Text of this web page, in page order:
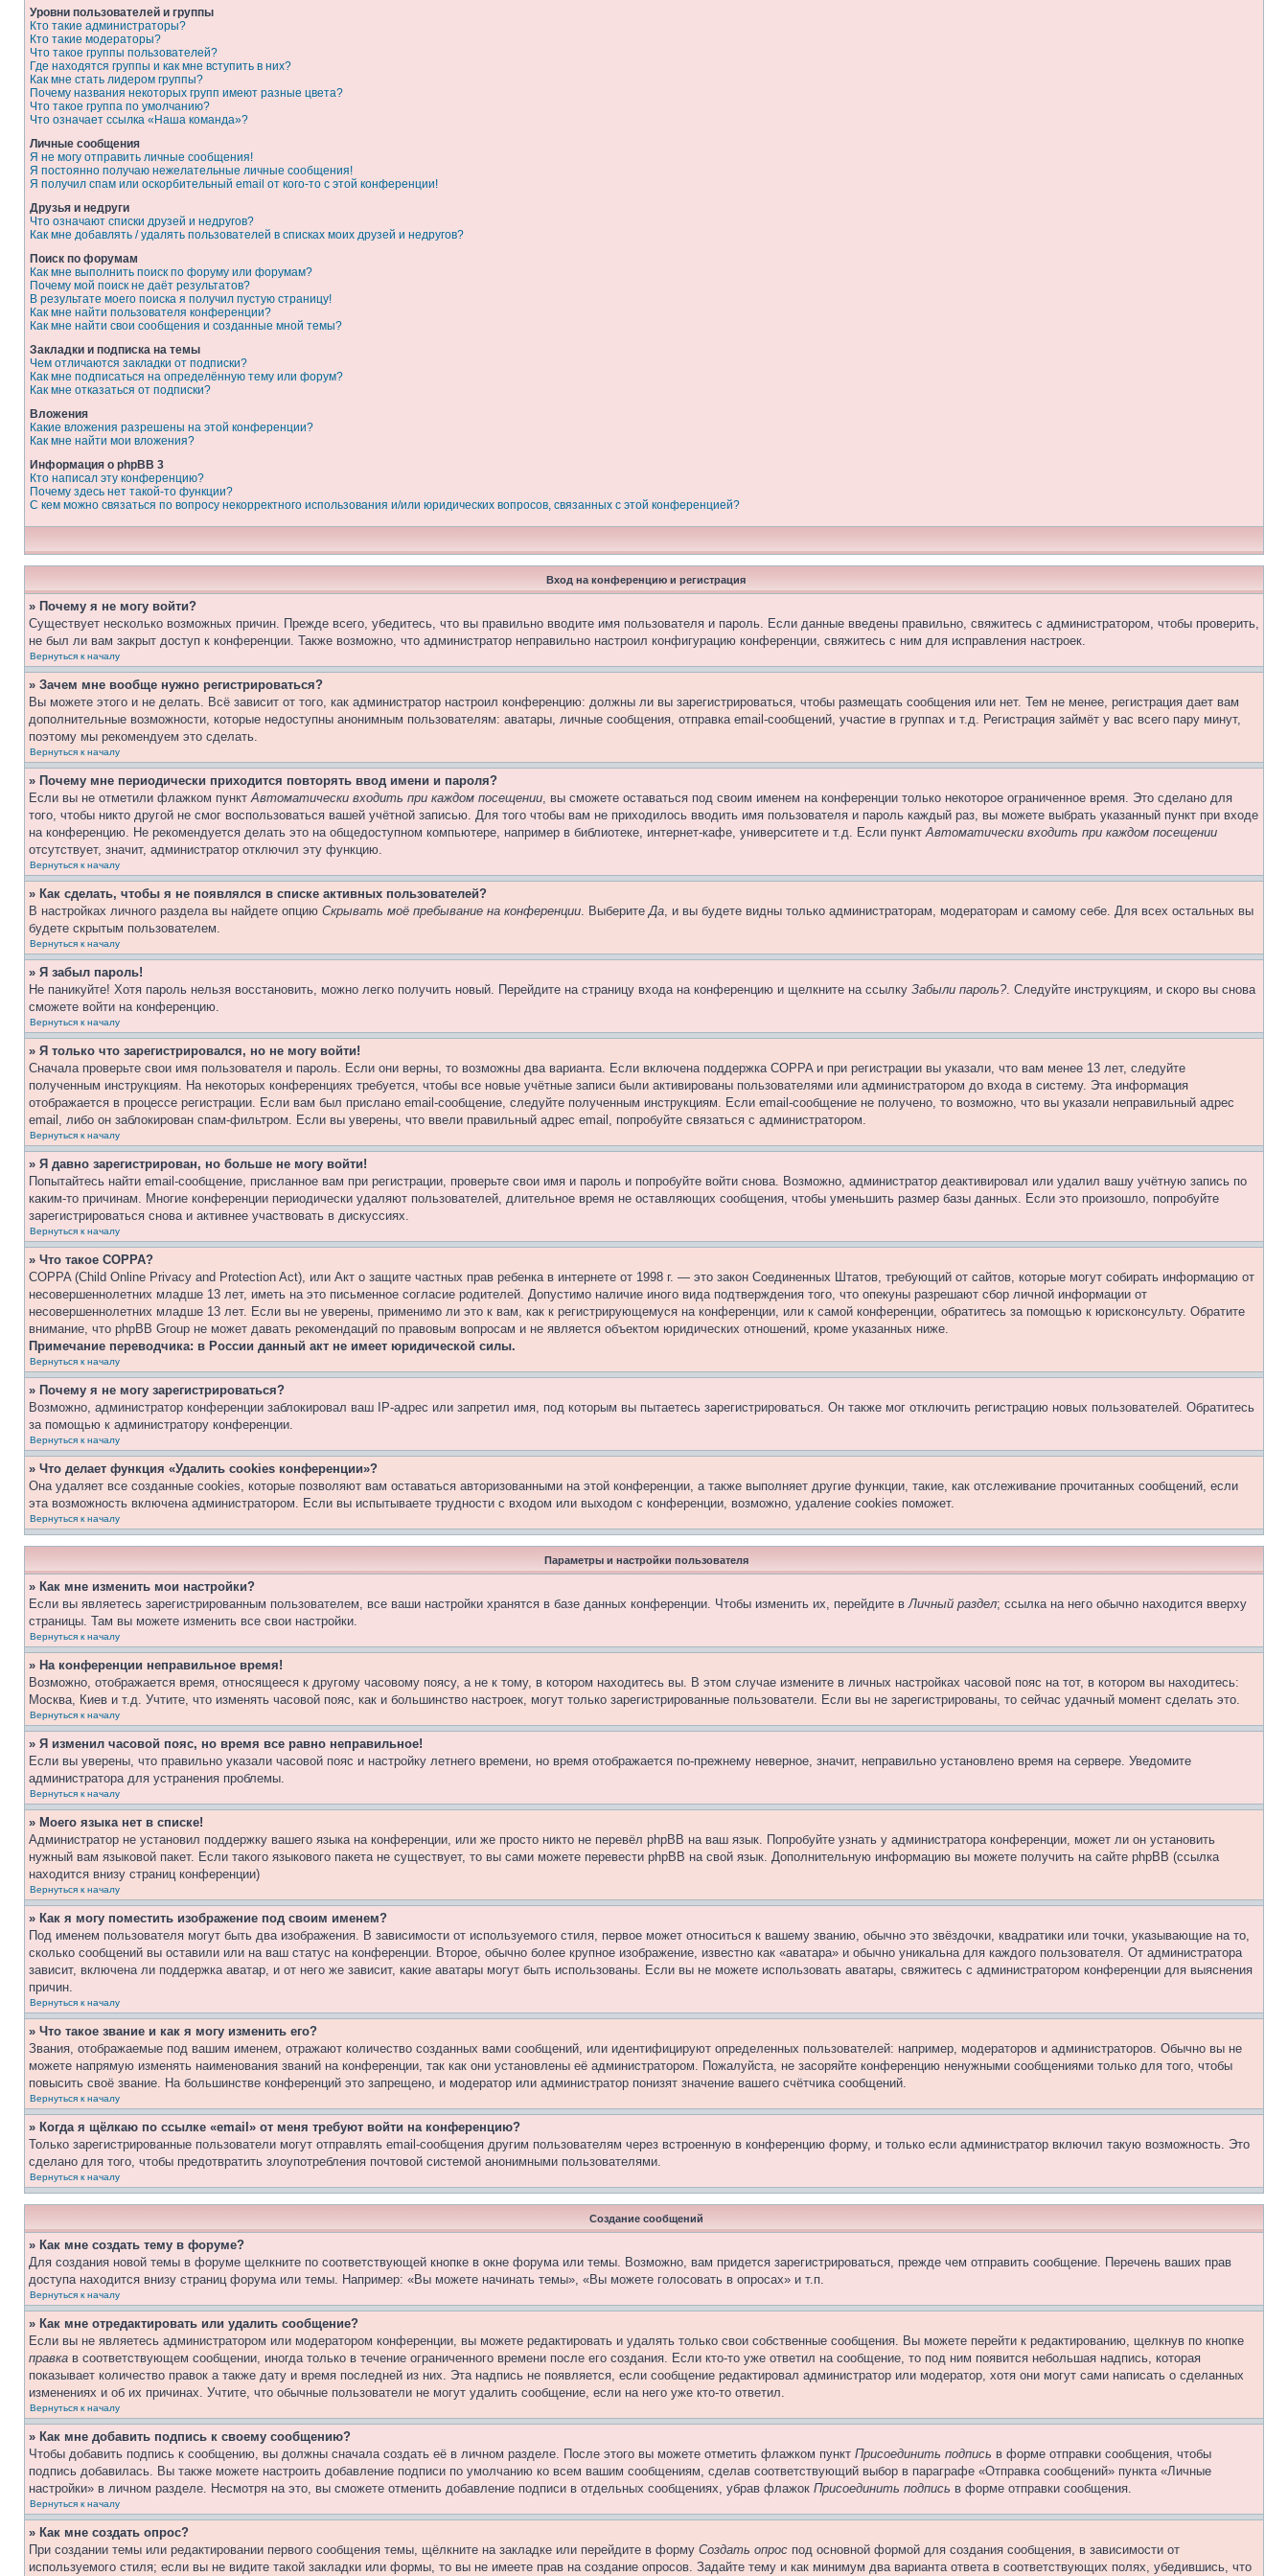
Уровни пользователей и группы
Кто такие администраторы?
Кто такие модераторы?
Что такое группы пользователей?
Где находятся группы и как мне вступить в них?
Как мне стать лидером группы?
Почему названия некоторых групп имеют разные цвета?
Что такое группа по умолчанию?
Что означает ссылка «Наша команда»?
Личные сообщения
Я не могу отправить личные сообщения!
Я постоянно получаю нежелательные личные сообщения!
Я получил спам или оскорбительный email от кого-то с этой конференции!
Друзья и недруги
Что означают списки друзей и недругов?
Как мне добавлять / удалять пользователей в списках моих друзей и недругов?
Поиск по форумам
Как мне выполнить поиск по форуму или форумам?
Почему мой поиск не даёт результатов?
В результате моего поиска я получил пустую страницу!
Как мне найти пользователя конференции?
Как мне найти свои сообщения и созданные мной темы?
Закладки и подписка на темы
Чем отличаются закладки от подписки?
Как мне подписаться на определённую тему или форум?
Как мне отказаться от подписки?
Вложения
Какие вложения разрешены на этой конференции?
Как мне найти мои вложения?
Информация о phpBB 3
Кто написал эту конференцию?
Почему здесь нет такой-то функции?
С кем можно связаться по вопросу некорректного использования и/или юридических вопросов, связанных с этой конференцией?
Вход на конференцию и регистрация
» Почему я не могу войти?
Существует несколько возможных причин. Прежде всего, убедитесь, что вы правильно вводите имя пользователя и пароль. Если данные введены правильно, свяжитесь с администратором, чтобы проверить,
не был ли вам закрыт доступ к конференции. Также возможно, что администратор неправильно настроил конфигурацию конференции, свяжитесь с ним для исправления настроек.
Вернуться к началу
» Зачем мне вообще нужно регистрироваться?
Вы можете этого и не делать. Всё зависит от того, как администратор настроил конференцию: должны ли вы зарегистрироваться, чтобы размещать сообщения или нет. Тем не менее, регистрация дает вам
дополнительные возможности, которые недоступны анонимным пользователям: аватары, личные сообщения, отправка email-сообщений, участие в группах и т.д. Регистрация займёт у вас всего пару минут,
поэтому мы рекомендуем это сделать.
Вернуться к началу
» Почему мне периодически приходится повторять ввод имени и пароля?
Если вы не отметили флажком пунктАвтоматически входить при каждом посещении, вы сможете оставаться под своим именем на конференции только некоторое ограниченное время. Это сделано для
того, чтобы никто другой не смог воспользоваться вашей учётной записью. Для того чтобы вам не приходилось вводить имя пользователя и пароль каждый раз, вы можете выбрать указанный пункт при входе
на конференцию. Не рекомендуется делать это на общедоступном компьютере, например в библиотеке, интернет-кафе, университете и т.д. Если пунктАвтоматически входить при каждом посещении
отсутствует, значит, администратор отключил эту функцию.
Вернуться к началу
» Как сделать, чтобы я не появлялся в списке активных пользователей?
В настройках личного раздела вы найдете опцию Скрывать моё пребывание на конференции. ВыберитеДа, и вы будете видны только администраторам, модераторам и самому себе. Для всех остальных вы
будете скрытым пользователем.
Вернуться к началу
» Я забыл пароль!
Не паникуйте! Хотя пароль нельзя восстановить, можно легко получить новый. Перейдите на страницу входа на конференцию и щелкните на ссылку Забыли пароль?. Следуйте инструкциям, и скоро вы снова
сможете войти на конференцию.
Вернуться к началу
» Я только что зарегистрировался, но не могу войти!
Сначала проверьте свои имя пользователя и пароль. Если они верны, то возможны два варианта. Если включена поддержка COPPA и при регистрации вы указали, что вам менее 13 лет, следуйте
полученным инструкциям. На некоторых конференциях требуется, чтобы все новые учётные записи были активированы пользователями или администратором до входа в систему. Эта информация
отображается в процессе регистрации. Если вам был прислано email-сообщение, следуйте полученным инструкциям. Если email-сообщение не получено, то возможно, что вы указали неправильный адрес
email, либо он заблокирован спам-фильтром. Если вы уверены, что ввели правильный адрес email, попробуйте связаться с администратором.
Вернуться к началу
» Я давно зарегистрирован, но больше не могу войти!
Попытайтесь найти email-сообщение, присланное вам при регистрации, проверьте свои имя и пароль и попробуйте войти снова. Возможно, администратор деактивировал или удалил вашу учётную запись по
каким-то причинам. Многие конференции периодически удаляют пользователей, длительное время не оставляющих сообщения, чтобы уменьшить размер базы данных. Если это произошло, попробуйте
зарегистрироваться снова и активнее участвовать в дискуссиях.
Вернуться к началу
» Что такое COPPA?
COPPA (Child Online Privacy and Protection Act), или Акт о защите частных прав ребенка в интернете от 1998 г. — это закон Соединенных Штатов, требующий от сайтов, которые могут собирать информацию от
несовершеннолетних младше 13 лет, иметь на это письменное согласие родителей. Допустимо наличие иного вида подтверждения того, что опекуны разрешают сбор личной информации от
несовершеннолетних младше 13 лет. Если вы не уверены, применимо ли это к вам, как к регистрирующемуся на конференции, или к самой конференции, обратитесь за помощью к юрисконсульту. Обратите
внимание, что phpBB Group не может давать рекомендаций по правовым вопросам и не является объектом юридических отношений, кроме указанных ниже.
Примечание переводчика: в России данный акт не имеет юридической силы.
Вернуться к началу
» Почему я не могу зарегистрироваться?
Возможно, администратор конференции заблокировал ваш IP-адрес или запретил имя, под которым вы пытаетесь зарегистрироваться. Он также мог отключить регистрацию новых пользователей. Обратитесь
за помощью к администратору конференции.
Вернуться к началу
» Что делает функция «Удалить cookies конференции»?
Она удаляет все созданные cookies, которые позволяют вам оставаться авторизованными на этой конференции, а также выполняет другие функции, такие, как отслеживание прочитанных сообщений, если
эта возможность включена администратором. Если вы испытываете трудности с входом или выходом с конференции, возможно, удаление cookies поможет.
Вернуться к началу
Параметры и настройки пользователя
» Как мне изменить мои настройки?
Если вы являетесь зарегистрированным пользователем, все ваши настройки хранятся в базе данных конференции. Чтобы изменить их, перейдите вЛичный раздел; ссылка на него обычно находится вверху
страницы. Там вы можете изменить все свои настройки.
Вернуться к началу
» На конференции неправильное время!
Возможно, отображается время, относящееся к другому часовому поясу, а не к тому, в котором находитесь вы. В этом случае измените в личных настройках часовой пояс на тот, в котором вы находитесь:
Москва, Киев и т.д. Учтите, что изменять часовой пояс, как и большинство настроек, могут только зарегистрированные пользователи. Если вы не зарегистрированы, то сейчас удачный момент сделать это.
Вернуться к началу
» Я изменил часовой пояс, но время все равно неправильное!
Если вы уверены, что правильно указали часовой пояс и настройку летнего времени, но время отображается по-прежнему неверное, значит, неправильно установлено время на сервере. Уведомите
администратора для устранения проблемы.
Вернуться к началу
» Моего языка нет в списке!
Администратор не установил поддержку вашего языка на конференции, или же просто никто не перевёл phpBB на ваш язык. Попробуйте узнать у администратора конференции, может ли он установить
нужный вам языковой пакет. Если такого языкового пакета не существует, то вы сами можете перевести phpBB на свой язык. Дополнительную информацию вы можете получить на сайте phpBB (ссылка
находится внизу страниц конференции)
Вернуться к началу
» Как я могу поместить изображение под своим именем?
Под именем пользователя могут быть два изображения. В зависимости от используемого стиля, первое может относиться к вашему званию, обычно это звёздочки, квадратики или точки, указывающие на то,
сколько сообщений вы оставили или на ваш статус на конференции. Второе, обычно более крупное изображение, известно как «аватара» и обычно уникальна для каждого пользователя. От администратора
зависит, включена ли поддержка аватар, и от него же зависит, какие аватары могут быть использованы. Если вы не можете использовать аватары, свяжитесь с администратором конференции для выяснения
причин.
Вернуться к началу
» Что такое звание и как я могу изменить его?
Звания, отображаемые под вашим именем, отражают количество созданных вами сообщений, или идентифицируют определенных пользователей: например, модераторов и администраторов. Обычно вы не
можете напрямую изменять наименования званий на конференции, так как они установлены её администратором. Пожалуйста, не засоряйте конференцию ненужными сообщениями только для того, чтобы
повысить своё звание. На большинстве конференций это запрещено, и модератор или администратор понизят значение вашего счётчика сообщений.
Вернуться к началу
» Когда я щёлкаю по ссылке «email» от меня требуют войти на конференцию?
Только зарегистрированные пользователи могут отправлять email-сообщения другим пользователям через встроенную в конференцию форму, и только если администратор включил такую возможность. Это
сделано для того, чтобы предотвратить злоупотребления почтовой системой анонимными пользователями.
Вернуться к началу
Создание сообщений
» Как мне создать тему в форуме?
Для создания новой темы в форуме щелкните по соответствующей кнопке в окне форума или темы. Возможно, вам придется зарегистрироваться, прежде чем отправить сообщение. Перечень ваших прав
доступа находится внизу страниц форума или темы. Например: «Вы можете начинать темы», «Вы можете голосовать в опросах» и т.п.
Вернуться к началу
» Как мне отредактировать или удалить сообщение?
Если вы не являетесь администратором или модератором конференции, вы можете редактировать и удалять только свои собственные сообщения. Вы можете перейти к редактированию, щелкнув по кнопке
правка в соответствующем сообщении, иногда только в течение ограниченного времени после его создания. Если кто-то уже ответил на сообщение, то под ним появится небольшая надпись, которая
показывает количество правок а также дату и время последней из них. Эта надпись не появляется, если сообщение редактировал администратор или модератор, хотя они могут сами написать о сделанных
изменениях и об их причинах. Учтите, что обычные пользователи не могут удалить сообщение, если на него уже кто-то ответил.
Вернуться к началу
» Как мне добавить подпись к своему сообщению?
Чтобы добавить подпись к сообщению, вы должны сначала создать её в личном разделе. После этого вы можете отметить флажком пункт Присоединить подпись в форме отправки сообщения, чтобы
подпись добавилась. Вы также можете настроить добавление подписи по умолчанию ко всем вашим сообщениям, сделав соответствующий выбор в параграфе «Отправка сообщений» пункта «Личные
настройки» в личном разделе. Несмотря на это, вы сможете отменить добавление подписи в отдельных сообщениях, убрав флажок Присоединить подпись в форме отправки сообщения.
Вернуться к началу
» Как мне создать опрос?
При создании темы или редактировании первого сообщения темы, щёлкните на закладке или перейдите в форму Создать опрос под основной формой для создания сообщения, в зависимости от
используемого стиля; если вы не видите такой закладки или формы, то вы не имеете прав на создание опросов. Задайте тему и как минимум два варианта ответа в соответствующих полях, убедившись, что